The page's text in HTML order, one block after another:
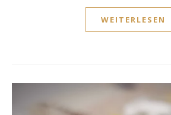
WEITERLESEN